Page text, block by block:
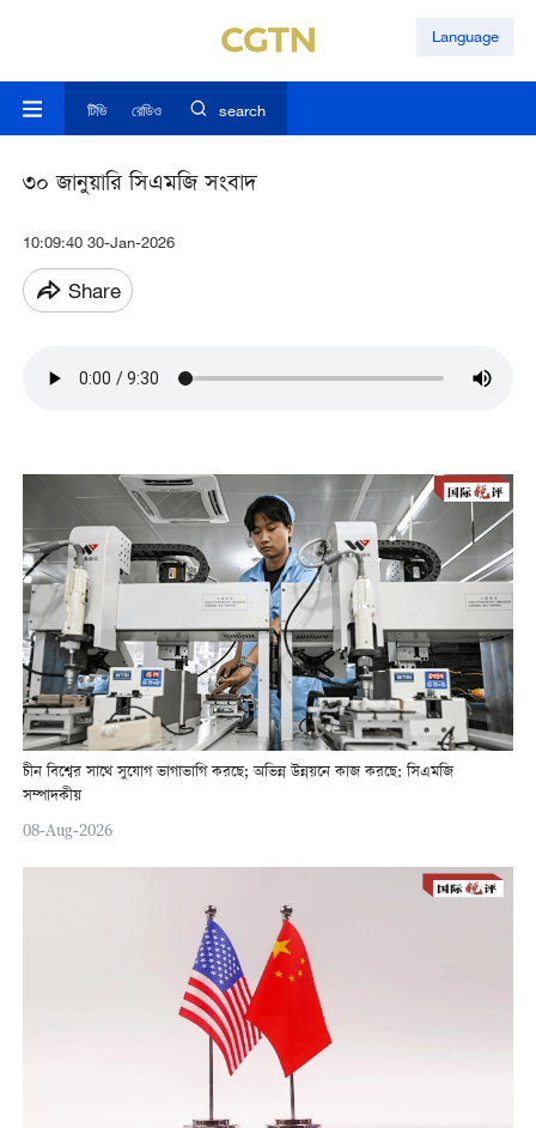
Language
টিভি রেডিও search
৩০ জানুয়ারি সিএমজি সংবাদ
10:09:40 30-Jan-2026
Share
চীন বিশ্বের সাথে সুযোগ ভাগাভাগি করছে; অভিন্ন উন্নয়নে কাজ করছে: সিএমজি
সম্পাদকীয়
08-Aug-2026